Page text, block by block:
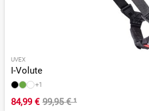
UVEX
I-Volute
+1
84,99 € 99,95 €¹